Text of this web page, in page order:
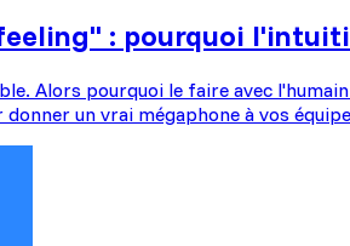
: pourquoi
Alors pourquoi le faire avec
un vrai mégaphone à vos